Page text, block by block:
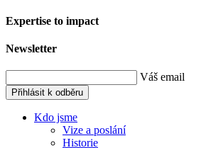
Expertise to impact
Newsletter
Váš email
Přihlásit k odběru
Kdo jsme
Vize a poslání
Historie